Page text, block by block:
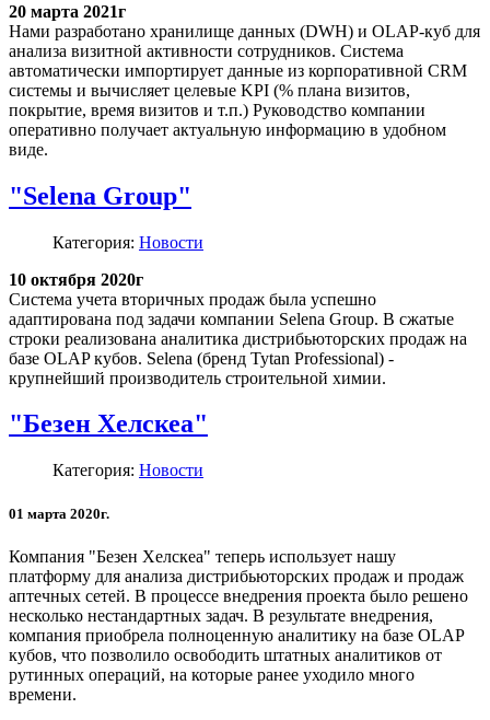
20 марта 2021г
Нами разработано хранилище данных (DWH) и OLAP-куб для
анализа визитной активности сотрудников. Система
автоматически импортирует данные из корпоративной CRM
системы и вычисляет целевые KPI (% плана визитов,
покрытие, время визитов и т.п.) Руководство компании
оперативно получает актуальную информацию в удобном
виде.
"Selena Group"
Категория: Новости
10 октября 2020г
Система учета вторичных продаж была успешно
адаптирована под задачи компании Selena Group. В сжатые
строки реализована аналитика дистрибьюторских продаж на
базе OLAP кубов. Selena (бренд Tytan Professional) -
крупнейший производитель строительной химии.
"Безен Хелскеа"
Категория: Новости
01 марта 2020г.
Компания "Безен Хелскеа" теперь использует нашу
платформу для анализа дистрибьюторских продаж и продаж
аптечных сетей. В процессе внедрения проекта было решено
несколько нестандартных задач. В результате внедрения,
компания приобрела полноценную аналитику на базе OLAP
кубов, что позволило освободить штатных аналитиков от
рутинных операций, на которые ранее уходило много
времени.